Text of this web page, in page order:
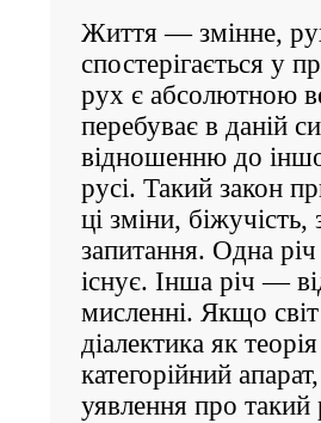
Життя — змінне,
спостерігається у
рух є абсолютною
перебуває в даній
відношенню до
русі. Такий закон
ці зміни,
запитання. Одна
існує. Інша річ —
мисленні. Якщо
діалектика як
категорійний
уявлення про такий